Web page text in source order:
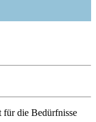
für die Bedürfnisse